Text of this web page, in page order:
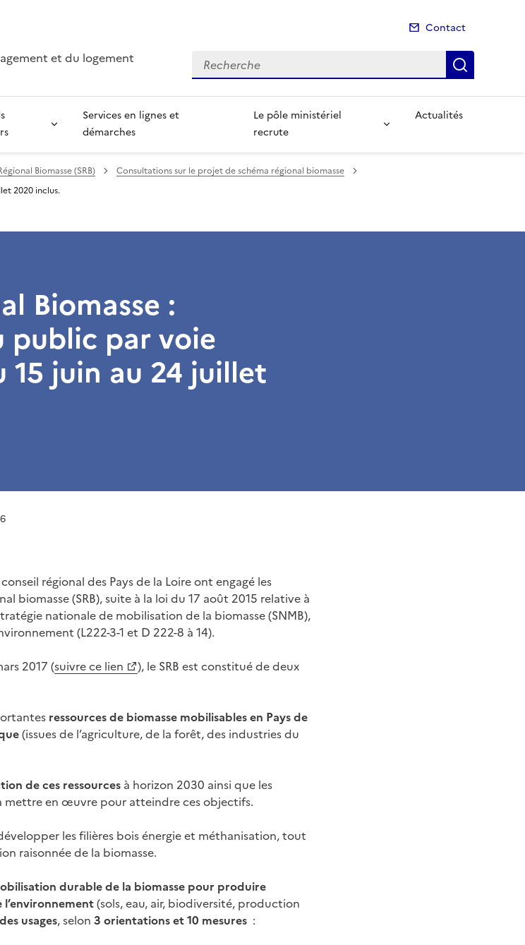
et du logement
Contact
Recherche
Services en lignes et
démarches
Le pôle ministériel
recrute
Actualités
Biomasse (SRB)
Consultations sur le projet de schéma régional biomasse
2020 inclus.
Biomasse :
par voie
juin au 24 juillet
régional des Pays de la Loire ont engagé les
biomasse (SRB), suite à la loi du 17 août 2015 relative à
nationale de mobilisation de la biomasse (SNMB),
(L222-3-1 et D 222-8 à 14).
2017 (suivre ce lien
), le SRB est constitué de deux
ressources de biomasse mobilisables en Pays de
(issues de l’agriculture, de la forêt, des industries du
de ces ressources à horizon 2030 ainsi que les
mettre en œuvre pour atteindre ces objectifs.
les filières bois énergie et méthanisation, tout
raisonnée de la biomasse.
durable de la biomasse pour produire
l’environnement(sols, eau, air, biodiversité, production
usages, selon 3 orientations et 10 mesures :